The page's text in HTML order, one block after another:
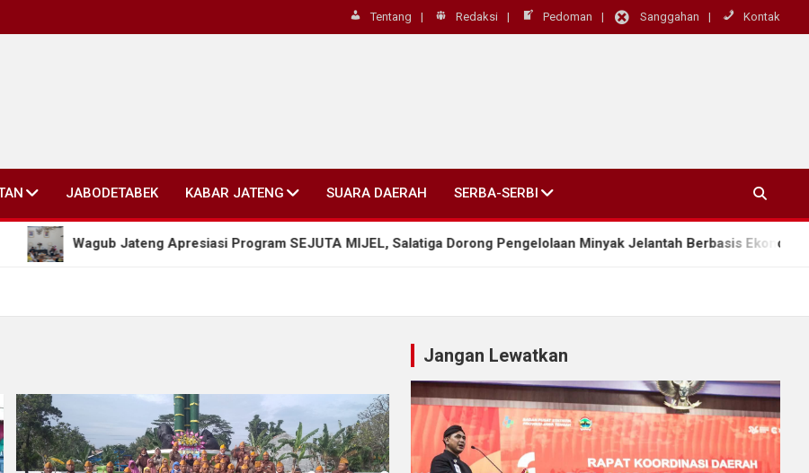
Tentang Redaksi Pedoman Sanggahan Kontak
JABODETABEK KABAR JATENG SUARA DAERAH SERBA-SERBI
Wagub Jateng Apresiasi Program SEJUTA MIJEL, Salatiga Dorong Pengelolaan Minyak Jelantah Berbasis Ekonomi Sirkular
Jangan Lewatkan